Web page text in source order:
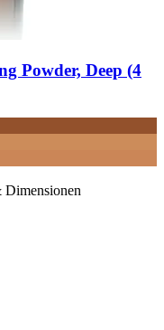
Powder, Deep (4
Dimensionen